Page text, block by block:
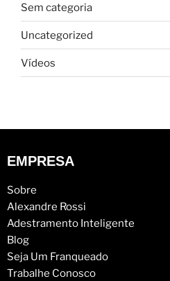
Sem categoria
Uncategorized
Vídeos
EMPRESA
Sobre
Alexandre Rossi
Adestramento Inteligente
Blog
Seja Um Franqueado
Trabalhe Conosco